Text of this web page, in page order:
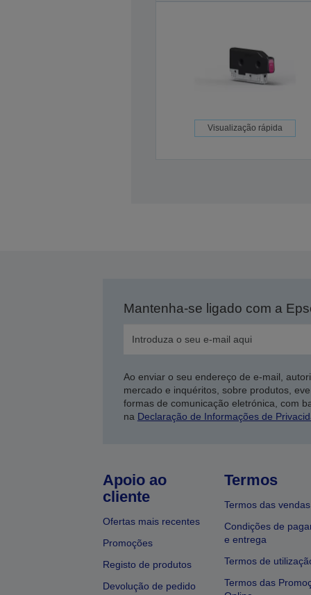
Visualização rápida
Mantenha-se ligado com a
Ao enviar o seu endereço de e-mail,
mercado e inquéritos, sobre produtos,
formas de comunicação eletrónica, com
na Declaração de Informações de
Apoio ao
cliente
Ofertas mais recentes
Promoções
Registo de produtos
Devolução de pedido
Termos
Termos das vendas
Condições de
e entrega
Termos de
Termos das